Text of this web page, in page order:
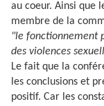
au coeur. Ainsi que
membre de la
"le fonctionnement
des violences
Le fait que la
les conclusions et
positif. Car les